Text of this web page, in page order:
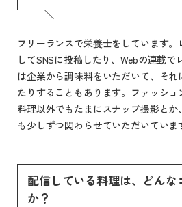
フリーランスで栄養士をしています
してSNSに投稿したり、Webの連載で
は企業から調味料をいただいて、そ
たりすることもあります。ファッショ
料理以外でもたまにスナップ撮影と
も少しずつ関わらせていただいていま
配信している料理は、どん
か？